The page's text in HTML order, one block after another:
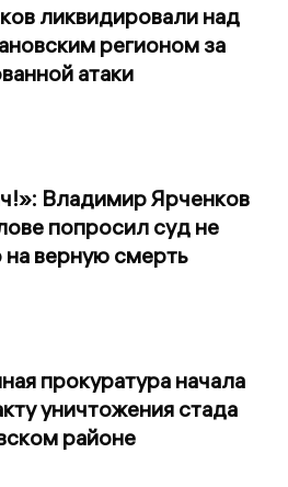
ликвидировали над
регионом за
атаки
Владимир Ярченков
попросил суд не
на верную смерть
прокуратура начала
уничтожения стада
районе